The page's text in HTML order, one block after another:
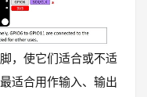
，使它们适合或不适
适合用作输入、输出